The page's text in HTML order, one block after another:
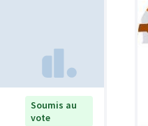
Soumis au
vote